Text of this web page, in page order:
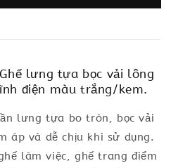
lưng tựa bọc vải lông
điện màu trắng/kem.
lưng tựa bo tròn, bọc vải
áp và dễ chịu khi sử dụng.
làm việc, ghế trang điểm